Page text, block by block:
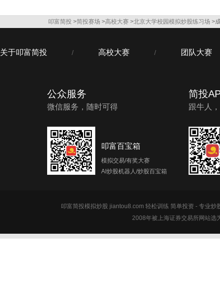
叩富简投 >简投赛场 >高校大赛 >北京大学校园模拟炒股练习场 >
关于叩富简投 / 高校大赛 / 团队大赛
公众服务
微信服务，随时可得
叩富百宝箱
模拟交易/有奖大赛
AI炒股机器人/炒股百宝箱
简投
跟牛人
叩富简投模拟炒股 jiantou8.com 轻松训练 简单投资 - 专业炒
2008年被上海证券交易所网站选